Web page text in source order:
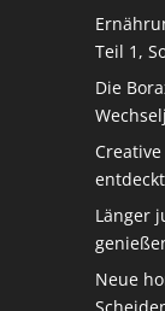
Teil 1,
Die
entdeckt
Länger
Neue